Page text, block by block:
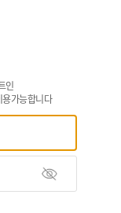
인
가능합니다